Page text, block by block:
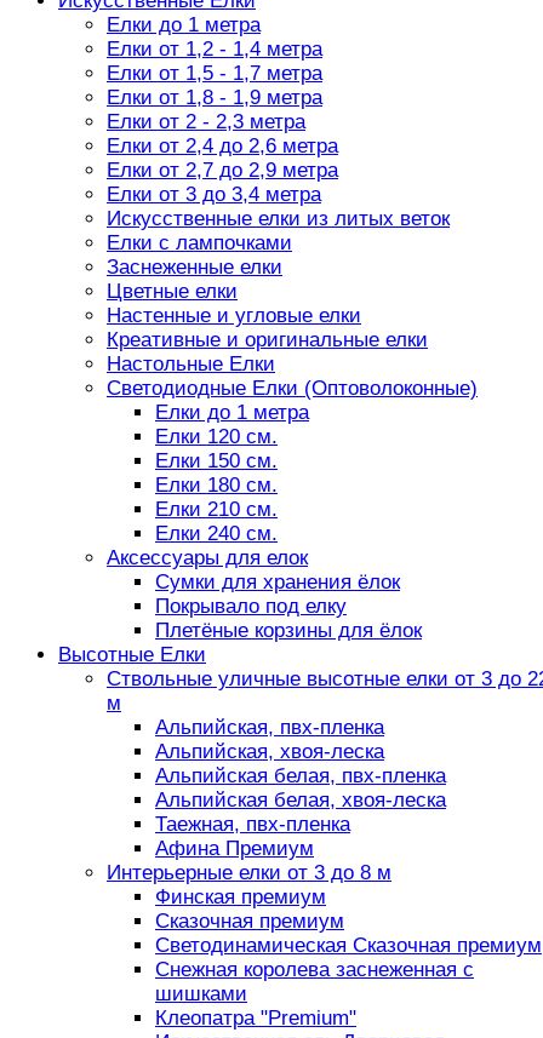
Елки до 1 метра
Елки от 1,2 - 1,4 метра
Елки от 1,5 - 1,7 метра
Елки от 1,8 - 1,9 метра
Елки от 2 - 2,3 метра
Елки от 2,4 до 2,6 метра
Елки от 2,7 до 2,9 метра
Елки от 3 до 3,4 метра
Искусственные елки из литых веток
Елки с лампочками
Заснеженные елки
Цветные елки
Настенные и угловые елки
Креативные и оригинальные елки
Настольные Елки
Светодиодные Елки (Оптоволоконные)
Елки до 1 метра
Елки 120 см.
Елки 150 см.
Елки 180 см.
Елки 210 см.
Елки 240 см.
Аксессуары для елок
Сумки для хранения ёлок
Покрывало под елку
Плетёные корзины для ёлок
Высотные Елки
Ствольные уличные высотные елки от 3 до
м
Альпийская, пвх-пленка
Альпийская, хвоя-леска
Альпийская белая, пвх-пленка
Альпийская белая, хвоя-леска
Таежная, пвх-пленка
Афина Премиум
Интерьерные елки от 3 до 8 м
Финская премиум
Сказочная премиум
Светодинамическая Сказочная премиум
Снежная королева заснеженная с
шишками
Клеопатра "Premium"